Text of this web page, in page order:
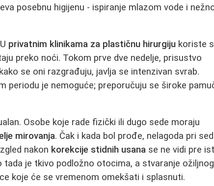
posebnu higijenu - ispiranje mlazom vode i
privatnim klinikama za plastičnu hirurgiju koriste
preko noći. Tokom prve dve nedelje, prisustvo
se oni razgrađuju, javlja se intenzivan svrab.
periodu je nemoguće; preporučuju se široke
Osobe koje rade fizički ili dugo sede moraju
mirovanja. Čak i kada bol prođe, nelagoda pri
nakon korekcije stidnih usana se ne vidi pre
je tkivo podložno otocima, a stvaranje ožiljnog
koje će se vremenom omekšati i splasnuti.